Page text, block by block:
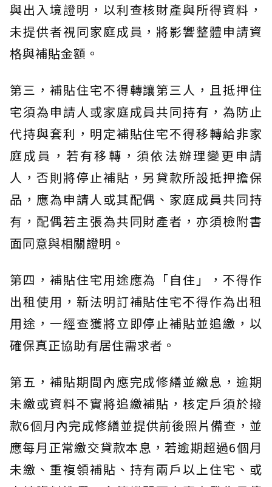
與出入境證明，以利查核財產與所得資料，
未提供者視同家庭成員，將影響整體申請資
格與補貼金額。
第三，補貼住宅不得轉讓第三人，且抵押住
宅須為申請人或家庭成員共同持有，為防止
代持與套利，明定補貼住宅不得移轉給非家
庭成員，若有移轉，須依法辦理變更申請
人，否則將停止補貼，另貸款所設抵押擔保
品，應為申請人或其配偶、家庭成員共同持
有，配偶若主張為共同財產者，亦須檢附書
面同意與相關證明。
第四，補貼住宅用途應為「自住」，不得作
出租使用，新法明訂補貼住宅不得作為出租
用途，一經查獲將立即停止補貼並追繳，以
確保真正協助有居住需求者。
第五，補貼期間內應完成修繕並繳息，逾期
未繳或資料不實將追繳補貼，核定戶須於撥
款6個月內完成修繕並提供前後照片備查，並
應每月正常繳交貸款本息，若逾期超過6個月
未繳、重複領補貼、持有兩戶以上住宅、或